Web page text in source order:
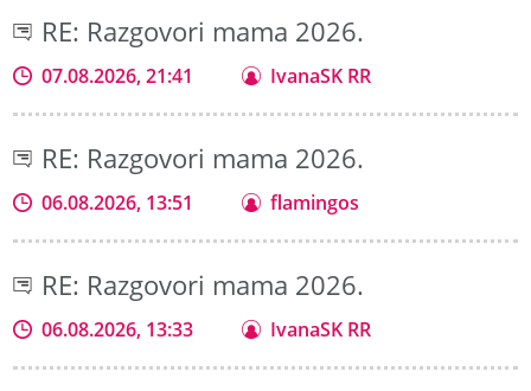
RE: Razgovori mama 2026.
07.08.2026, 21:41 IvanaSK RR
RE: Razgovori mama 2026.
06.08.2026, 13:51 flamingos
RE: Razgovori mama 2026.
06.08.2026, 13:33 IvanaSK RR